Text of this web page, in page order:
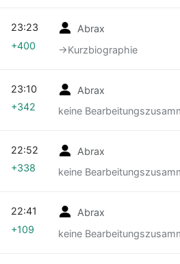
Abrax
→‎Kurzbiographie
23:23
+400
Abrax
keine
23:10
+342
Abrax
keine
22:52
+338
Abrax
keine
22:41
+109